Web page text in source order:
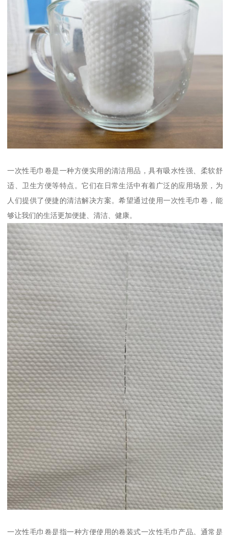
一次性毛巾卷是一种方便实用的清洁用品，具有吸水性强、柔软舒
适、卫生方便等特点。它们在日常生活中有着广泛的应用场景，为
人们提供了便捷的清洁解决方案。希望通过使用一次性毛巾卷，能
够让我们的生活更加便捷、清洁、健康。
一次性毛巾卷是指一种方便使用的卷装式一次性毛巾产品。通常是